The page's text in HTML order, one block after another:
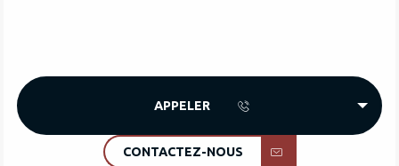
APPELER
CONTACTEZ-NOUS